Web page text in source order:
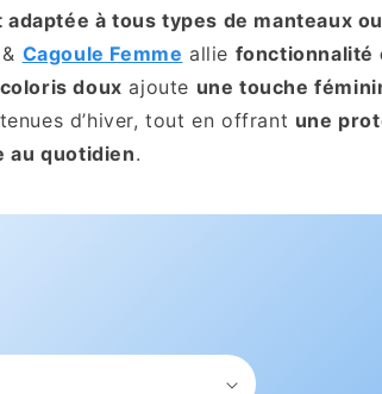
adaptée à tous types de manteaux
& Cagoule Femme allie fonctionnalité
doux ajoute une touche
d’hiver, tout en offrant une
au quotidien.